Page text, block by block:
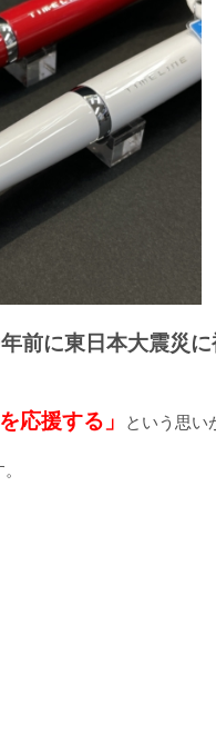
前に東日本大震災
応援する」 という思い